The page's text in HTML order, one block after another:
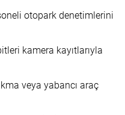
otopark denetimlerini
kamera kayıtlarıyla
veya yabancı araç